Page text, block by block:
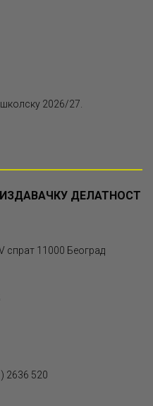
2026/27.
ДЕЛАТНОСТ
спрат 11000 Београд
2636 520